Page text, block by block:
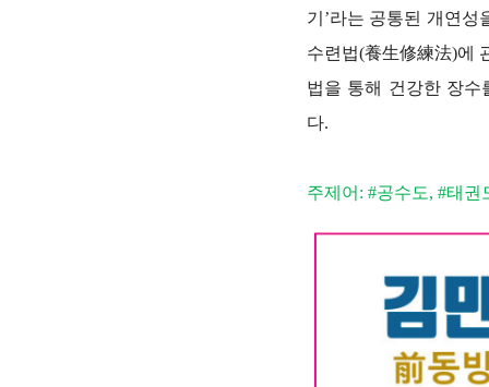
기’라는 공통된 개연
수련법(養生修練法)에
법을 통해 건강한 장
다.
주제어: #공수도, #태권